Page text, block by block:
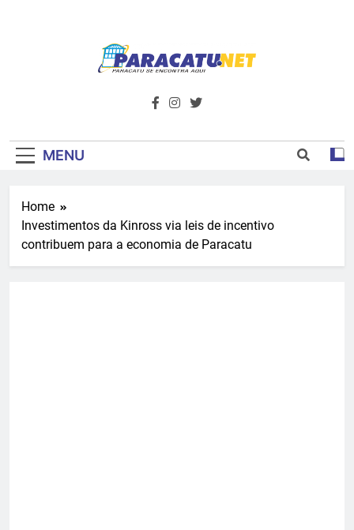
Paracatu.net –
Notícias E
Primeiro Do
Noroeste De
além de tudo sobre esportes e
MENU
Home
Investimentos da Kinross via leis de incentivo
contribuem para a economia de Paracatu